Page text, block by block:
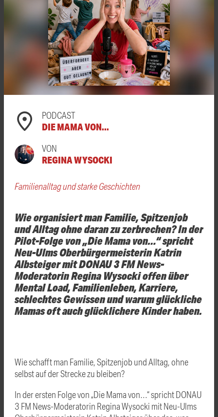
PODCAST
DIE MAMA VON…
VON
REGINA WYSOCKI
Familienalltag und starke Geschichten
Wie organisiert man Familie, Spitzenjob
und Alltag ohne daran zu zerbrechen? In der
Pilot-Folge von „Die Mama von…“ spricht
Neu-Ulms Oberbürgermeisterin Katrin
Albsteiger mit DONAU 3 FM News-
Moderatorin Regina Wysocki offen über
Mental Load, Familienleben, Karriere,
schlechtes Gewissen und warum glückliche
Mamas oft auch glücklichere Kinder haben.
Wie schafft man Familie, Spitzenjob und Alltag, ohne
selbst auf der Strecke zu bleiben?
In der ersten Folge von „Die Mama von…“ spricht DONAU
3 FM News-Moderatorin Regina Wysocki mit Neu-Ulms